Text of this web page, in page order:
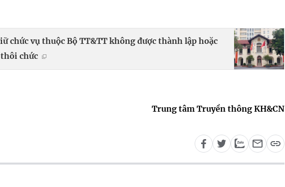
chức vụ thuộc Bộ TT&TT không được thành lập hoặc
chức
Trung tâm Truyền thông KH&CN